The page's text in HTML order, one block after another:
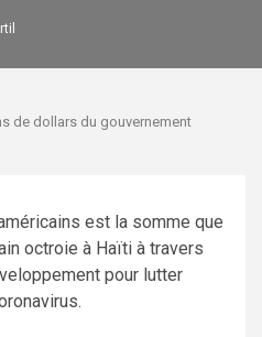
de dollars du gouvernement
est la somme que
octroie à Haïti à travers
pour lutter